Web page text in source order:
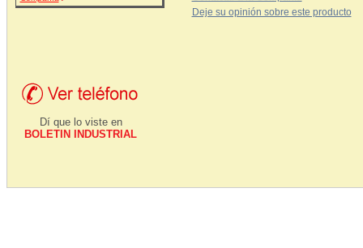
Dí que lo viste en
BOLETIN INDUSTRIAL
Deje su opinión sobre este producto